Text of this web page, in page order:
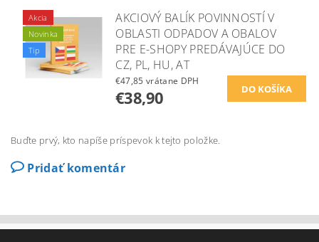
Akcia
Novinka
Tip
AKCIOVÝ BALÍK POVINNOSTÍ V
OBLASTI ODPADOV A OBALOV
PRE E-SHOPY PREDÁVAJÚCE DO
CZ, PL, HU, AT
€47,85 vrátane DPH
€38,90
Buďte prvý, kto napíše príspevok k tejto položke.
Pridať komentár